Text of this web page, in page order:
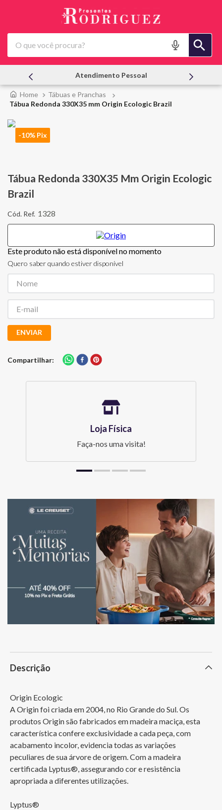
O que você procura?
Ofertas | Le Creuset
Tábuas e Pranchas
Tábua Redonda 330X35 mm Origin Ecologic Brazil
-10% Pix
Tábua Redonda 330X35 Mm Origin Ecologic
Brazil
1328
Este produto não está disponível no momento
Quero saber quando estiver disponível
ENVIAR
Compartilhar
Loja Física
Faça-nos uma visita!
Descrição
Origin Ecologic
A Origin foi criada em 2004, no Rio Grande do Sul. Os
produtos Origin são fabricados em madeira maciça, esta
característica confere exclusividade a cada peça, com
acabamento incolor, evidencia todas as variações
peculiares de sua árvore de origem. Com a madeira
certificada Lyptus®, assegurando cor e resistência
apropriada a diferentes utilizações.
Lyptus®